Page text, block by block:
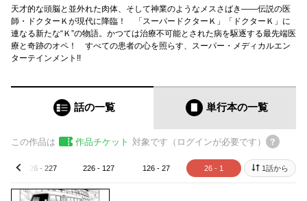
天才的な頭脳と並外れた肉体、そして神業のようなメスさばき――伝説の医
師・ドクターＫが現代に降臨！ 「スーパードクターＫ」「ドクターＫ」に
連なる新たな“Ｋ”の物語。かつては治療不可能とされた病を駆逐する最先端医
療と奇跡のオペ！ すべての患者の心を照らす、スーパー・メディカルエン
ターテインメント!!
話の一覧 単行本の一覧
この作品は 作品チケット 対象です（ログインが必要です）
326 - 227 226 - 127 126 - 27 26 - 1
prev 1話から